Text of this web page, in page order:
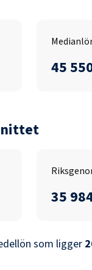
45
35
som ligger